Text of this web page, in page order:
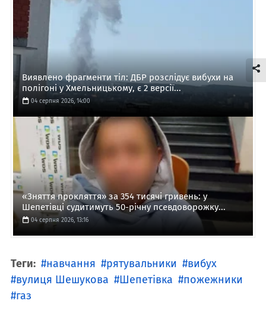
Виявлено фрагменти тіл: ДБР розслідує вибухи на
полігоні у Хмельницькому, є 2 версії...
04 серпня 2026, 14:00
«Зняття прокляття» за 354 тисячі гривень: у
Шепетівці судитимуть 50-річну псевдоворожку...
04 серпня 2026, 13:16
Теги: навчання рятувальники
вибух
вулиця Шешукова
Шепетівка
пожежники
газ